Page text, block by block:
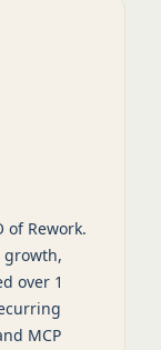
of Rework.
growth,
over 1
MCP